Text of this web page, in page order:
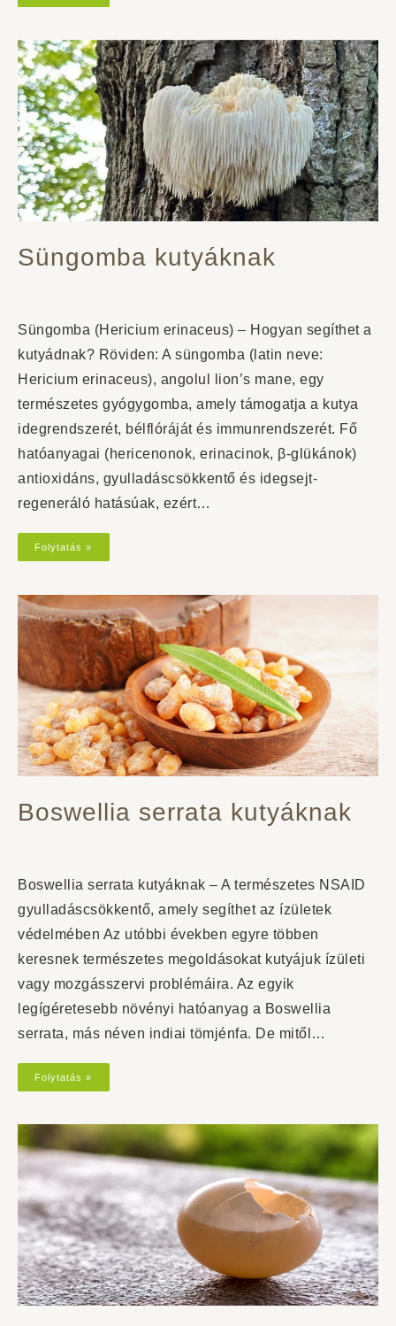
Süngomba kutyáknak
Süngomba (Hericium erinaceus) – Hogyan segíthet a
kutyádnak? Röviden: A süngomba (latin neve:
Hericium erinaceus), angolul lion’s mane, egy
természetes gyógygomba, amely támogatja a kutya
idegrendszerét, bélflóráját és immunrendszerét. Fő
hatóanyagai (hericenonok, erinacinok, β-glükánok)
antioxidáns, gyulladáscsökkentő és idegsejt-
regeneráló hatásúak, ezért…
Folytatás »
Boswellia serrata kutyáknak
Boswellia serrata kutyáknak – A természetes NSAID
gyulladáscsökkentő, amely segíthet az ízületek
védelmében Az utóbbi években egyre többen
keresnek természetes megoldásokat kutyájuk ízületi
vagy mozgásszervi problémáira. Az egyik
legígéretesebb növényi hatóanyag a Boswellia
serrata, más néven indiai tömjénfa. De mitől…
Folytatás »